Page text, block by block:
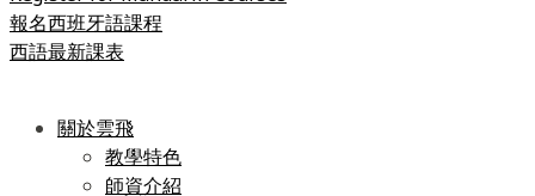
報名西班牙語課程
西語最新課表
關於雲飛
教學特色
師資介紹